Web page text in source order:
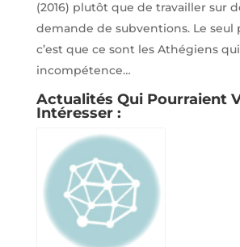
(2016) plutôt que de travailler sur
demande de subventions. Le seul
c’est que ce sont les Athégiens
incompétence…
Actualités Qui Pourraient
Intéresser :